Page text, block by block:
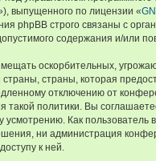
выпущенного по лицензии «
phpBB строго связаны с
содержания и/или
оскорбительных,
страны, которая
отключению от
такой политики. Вы
усмотрению. Как
ни администрация
к ней.